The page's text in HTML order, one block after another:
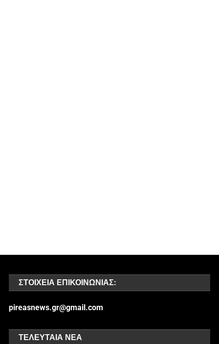
ΣΤΟΙΧΕΊΑ ΕΠΙΚΟΙΝΩΝΊΑΣ:
pireasnews.gr@gmail.com
ΤΕΛΕΥΤΑΊΑ ΝΈΑ